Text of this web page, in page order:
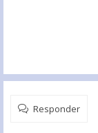
Responder